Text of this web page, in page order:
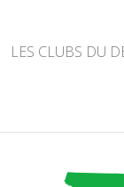
LES CLUBS DU